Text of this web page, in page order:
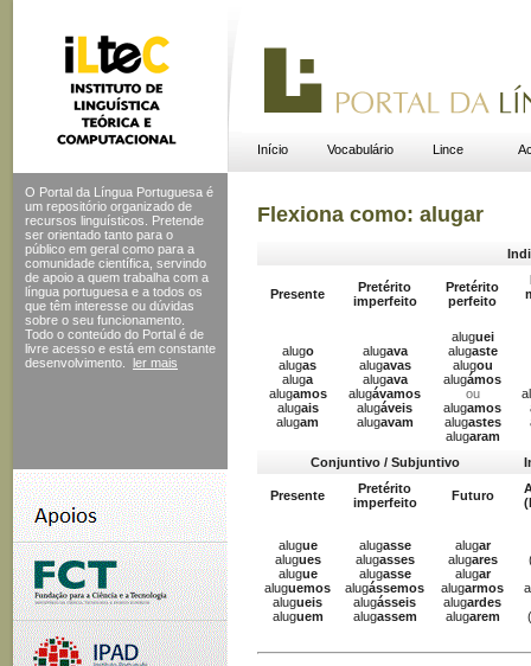
Início Vocabulário Lince
O Portal da Língua Portuguesa é
um repositório organizado de
recursos linguísticos. Pretende
ser orientado tanto para o
público em geral como para a
comunidade científica, servindo
de apoio a quem trabalha com a
língua portuguesa e a todos os
que têm interesse ou dúvidas
sobre o seu funcionamento.
Todo o conteúdo do Portal é de
livre acesso e está em constante
desenvolvimento.
ler mais
Flexiona como: alugar
Presente
Pretérito
imperfeito
Pretérito
perfeito
alugo
alugas
aluga
alugamos
alugais
alugam
alugava
alugavas
alugava
alugávamos
alugáveis
alugavam
aluguei
alugaste
alugou
alugámos
ou
alugamos
alugastes
alugaram
Conjuntivo / Subjuntivo
Presente
Pretérito
imperfeito
Futuro
alugue
alugues
alugue
aluguemos
alugueis
aluguem
alugasse
alugasses
alugasse
alugássemos
alugásseis
alugassem
alugar
alugares
alugar
alugarmos
alugardes
alugarem
(